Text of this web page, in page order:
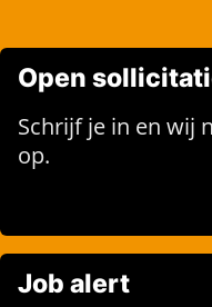
Open
Schrijf je in en wij
op.
Job alert